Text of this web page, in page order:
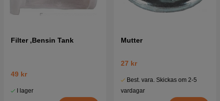
Filter ,Bensin Tank
49 kr
I lager
Mutter
27 kr
Best. vara. Skickas om 2-5
vardagar